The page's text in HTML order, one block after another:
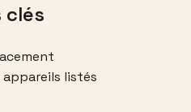
clés
listés